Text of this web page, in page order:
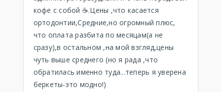
кофе с собой ☕️.Цены ,что касается
ортодонтии,Средние,но огромный плюс,
что оплата разбита по месяцам(а не
сразу),в остальном ,на мой взгляд,цены
чуть выше среднего (но я рада ,что
обратилась именно туда...теперь я уверена
беркеты-это модно!)